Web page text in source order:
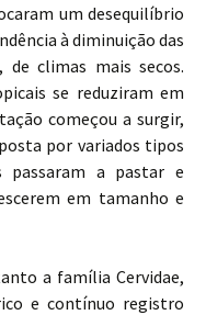
um desequilíbrio
à diminuição das
climas mais secos.
se reduziram em
começou a surgir,
por variados tipos
passaram a pastar e
em tamanho e
a família Cervidae,
e contínuo registro